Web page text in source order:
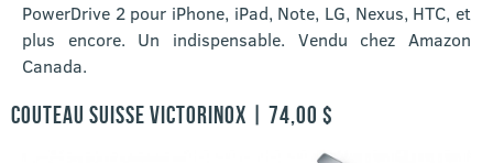
PowerDrive 2 pour iPhone, iPad, Note, LG, Nexus, HTC, et
plus encore. Un indispensable. Vendu chez Amazon
Canada.
COUTEAU SUISSE VICTORINOX | 74,00 $